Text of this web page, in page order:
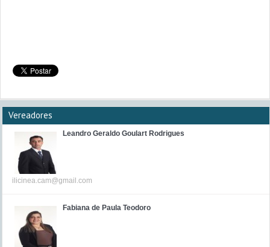
Vereadores
Leandro Geraldo Goulart Rodrigues
ilicinea.cam@gmail.com
Fabiana de Paula Teodoro